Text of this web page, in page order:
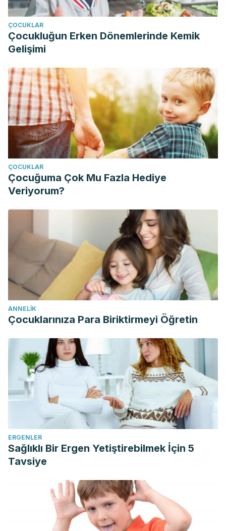
ÇOCUKLAR
Çocukluğun Erken Dönemlerinde Kemik
Gelişimi
ÇOCUKLAR
Çocuğuma Çok Mu Fazla Hediye
Veriyorum?
ANNELIK
Çocuklarınıza Para Biriktirmeyi Öğretin
ERGENLER
Sağlıklı Bir Ergen Yetiştirebilmek İçin 5
Tavsiye